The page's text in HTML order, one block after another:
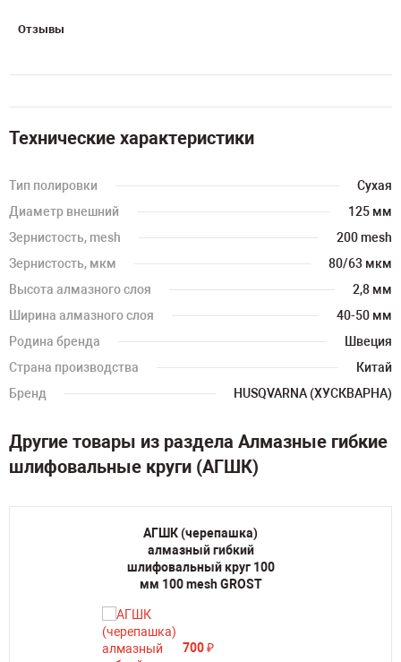
Отзывы
Технические характеристики
Тип полировки
Сухая
Диаметр внешний
125 мм
Зернистость, mesh
200 mesh
Зернистость, мкм
80/63 мкм
Высота алмазного слоя
2,8 мм
Ширина алмазного слоя
40-50 мм
Родина бренда
Швеция
Страна производства
Китай
Бренд
HUSQVARNA (ХУСКВАРНА)
Другие товары из раздела Алмазные гибкие
шлифовальные круги (АГШК)
АГШК (черепашка)
алмазный гибкий
шлифовальный круг 100
мм 100 mesh GROST
700₽